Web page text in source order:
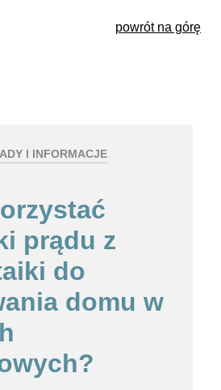
powrót na górę
I INFORMACJE
prądu z
do
domu w